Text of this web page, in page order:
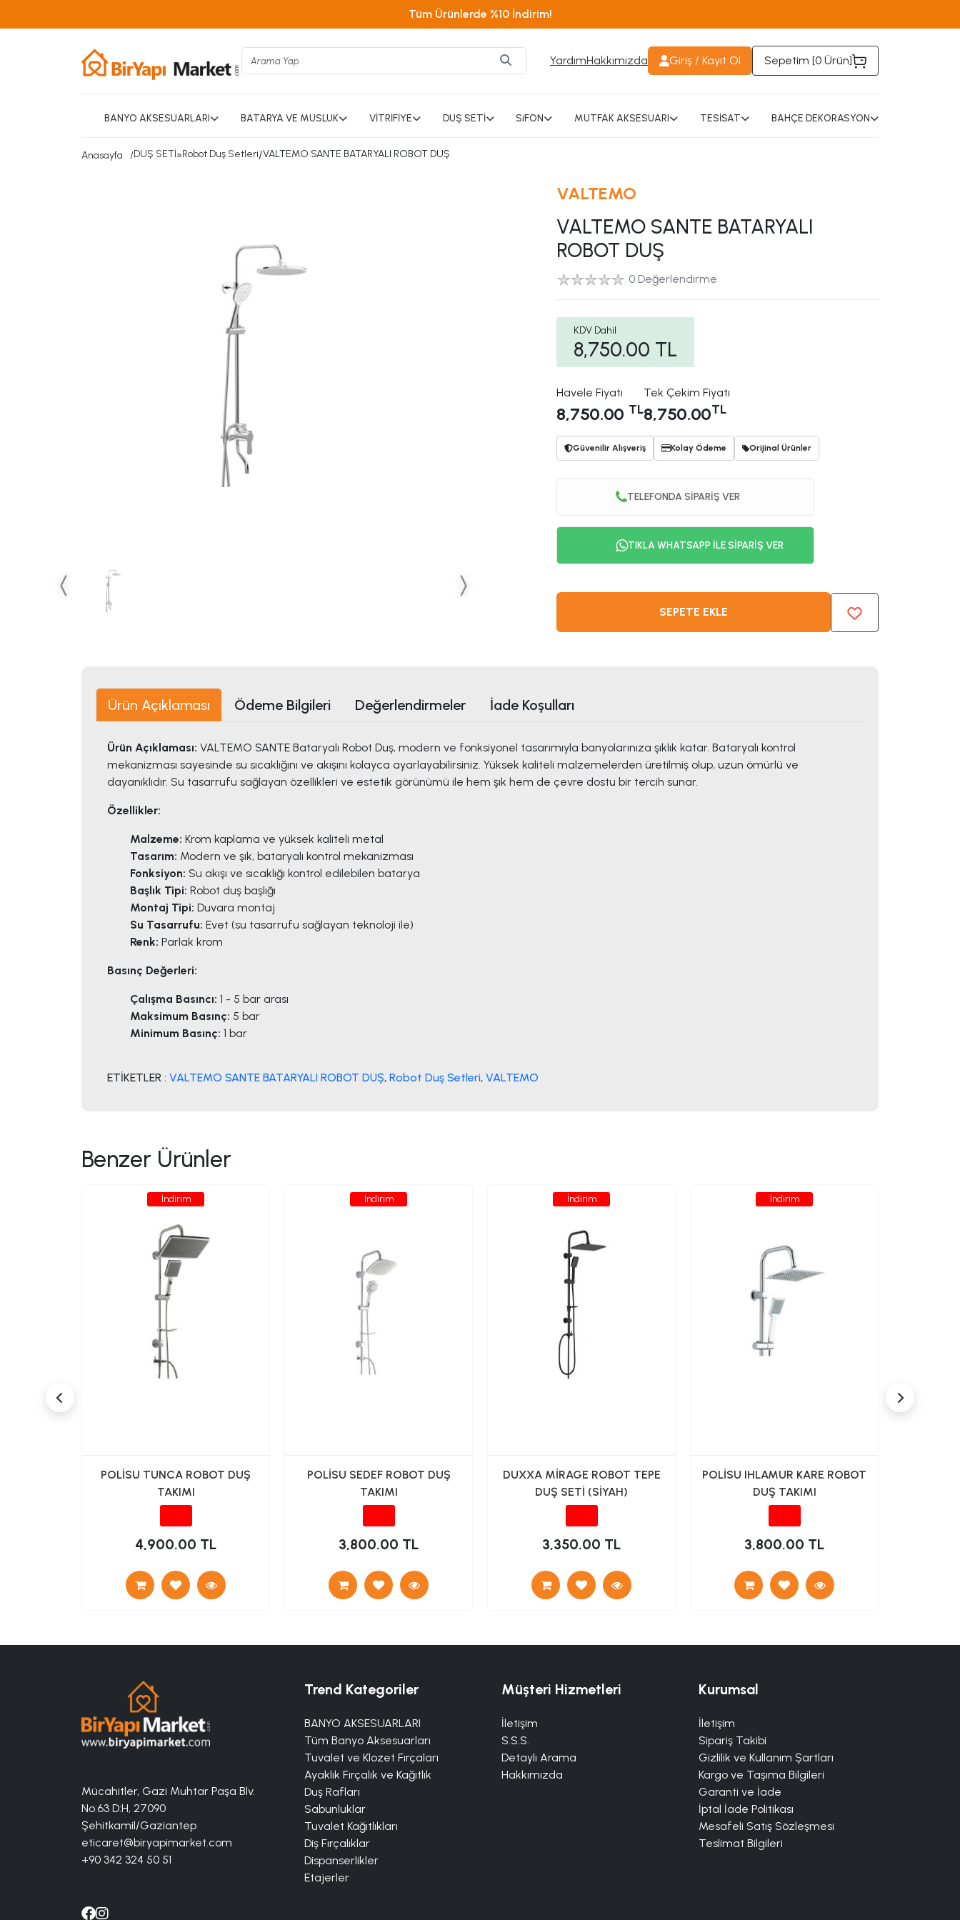
Tüm Ürünlerde %10 İndirim!
YardımHakkımızda Giriş / Kayıt Ol Sepetim [0 Ürün]
BANYO AKSESUARLARI BATARYA VE MUSLUK VİTRİFİYE DUŞ SETİ SiFON MUTFAK AKSESUARI TESİSAT BAHÇE DEKORASYON
Anasayfa DUŞ SETİ»Robot Duş Setleri/VALTEMO SANTE BATARYALI ROBOT DUŞ
VALTEMO
VALTEMO SANTE BATARYALI
ROBOT DUŞ
0 Değerlendirme
KDV Dahil
8,750.00 TL
Havele Fiyatı
8,750.00 TL
Tek Çekim Fiyatı
8,750.00TL
Güvenilir Alışveriş Kolay Ödeme Orijinal Ürünler
TELEFONDA SİPARİŞ VER
TIKLA WHATSAPP İLE SİPARİŞ VER
SEPETE EKLE
Ürün Açıklaması Ödeme Bilgileri Değerlendirmeler İade Koşulları
Ürün Açıklaması: VALTEMO SANTE Bataryalı Robot Duş, modern ve fonksiyonel tasarımıyla banyolarınıza şıklık katar. Bataryalı kontrol
mekanizması sayesinde su sıcaklığını ve akışını kolayca ayarlayabilirsiniz. Yüksek kaliteli malzemelerden üretilmiş olup, uzun ömürlü ve
dayanıklıdır. Su tasarrufu sağlayan özellikleri ve estetik görünümü ile hem şık hem de çevre dostu bir tercih sunar.
Özellikler:
Malzeme: Krom kaplama ve yüksek kaliteli metal
Tasarım: Modern ve şık, bataryalı kontrol mekanizması
Fonksiyon: Su akışı ve sıcaklığı kontrol edilebilen batarya
Başlık Tipi: Robot duş başlığı
Montaj Tipi: Duvara montaj
Su Tasarrufu: Evet (su tasarrufu sağlayan teknoloji ile)
Renk: Parlak krom
Basınç Değerleri:
Çalışma Basıncı: 1 - 5 bar arası
Maksimum Basınç: 5 bar
Minimum Basınç: 1 bar
ETİKETLER : VALTEMO SANTE BATARYALI ROBOT DUŞ, Robot Duş Setleri, VALTEMO
Benzer Ürünler
İndirim
POLİSU TUNCA ROBOT DUŞ
TAKIMI
4,900.00 TL
İndirim
POLİSU SEDEF ROBOT DUŞ
TAKIMI
3,800.00 TL
İndirim
DUXXA MİRAGE ROBOT TEPE
DUŞ SETİ (SİYAH)
3,350.00 TL
İndirim
POLİSU IHLAMUR KARE ROBOT
DUŞ TAKIMI
3,800.00 TL
Mücahitler, Gazi Muhtar Paşa Blv.
No:63 D:H, 27090
Şehitkamil/Gaziantep
eticaret@biryapimarket.com
+90 342 324 50 51
Trend Kategoriler
BANYO AKSESUARLARI
Tüm Banyo Aksesuarları
Tuvalet ve Klozet Fırçaları
Ayaklık Fırçalık ve Kağıtlık
Duş Rafları
Sabunluklar
Tuvalet Kağıtlıkları
Diş Fırçalıklar
Dispanserlikler
Etajerler
Kurumsal
İletişim
Sipariş Takibi
Gizlilik ve Kullanım Şartları
Kargo ve Taşıma Bilgileri
Garanti ve İade
İptal İade Politikası
Mesafeli Satış Sözleşmesi
Teslimat Bilgileri
Müşteri Hizmetleri
İletişim
S.S.S.
Detaylı Arama
Hakkımızda